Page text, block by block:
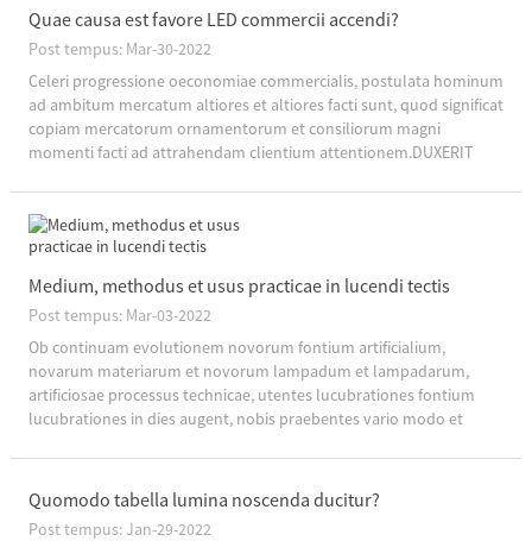
Quae causa est favore LED commercii accendi?
Post tempus: Mar-30-2022
Celeri progressione oeconomiae commercialis, postulata hominum
ad ambitum mercatum altiores et altiores facti sunt, quod significat
copiam mercatorum ornamentorum et consiliorum magni
momenti facti ad attrahendam clientium attentionem.DUXERIT
Medium, methodus et usus practicae in lucendi tectis
Post tempus: Mar-03-2022
Ob continuam evolutionem novorum fontium artificialium,
novarum materiarum et novorum lampadum et lampadarum,
artificiosae processus technicae, utentes lucubrationes fontium
lucubrationes in dies augent, nobis praebentes vario modo et
Quomodo tabella lumina noscenda ducitur?
Post tempus: Jan-29-2022